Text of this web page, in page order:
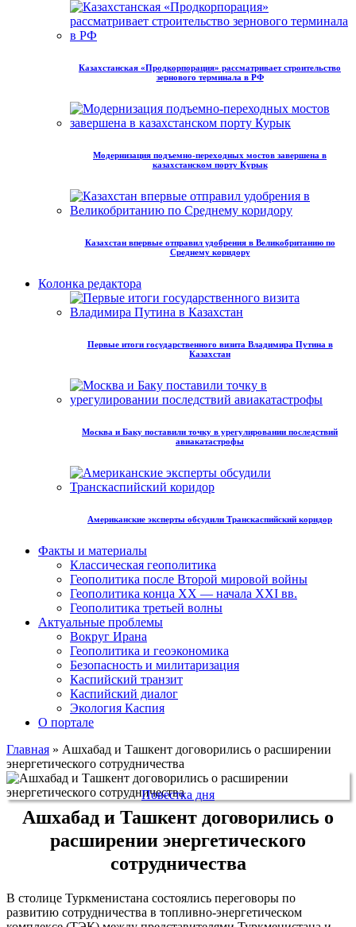
Казахстанская «Продкорпорация» рассматривает строительство
зернового терминала в РФ
Модернизация подъемно-переходных мостов завершена в
казахстанском порту Курык
Казахстан впервые отправил удобрения в Великобританию по
Среднему коридору
Колонка редактора
Первые итоги государственного визита Владимира Путина в
Казахстан
Москва и Баку поставили точку в урегулировании последствий
авиакатастрофы
Американские эксперты обсудили Транскаспийский коридор
Факты и материалы
Классическая геополитика
Геополитика после Второй мировой войны
Геополитика конца XX — начала XXI вв.
Геополитика третьей волны
Актуальные проблемы
Вокруг Ирана
Геополитика и геоэкономика
Безопасность и милитаризация
Каспийский транзит
Каспийский диалог
Экология Каспия
О портале
Главная » Ашхабад и Ташкент договорились о расширении
энергетического сотрудничества
Повестка дня
Ашхабад и Ташкент договорились о
расширении энергетического
сотрудничества
В столице Туркменистана состоялись переговоры по
развитию сотрудничества в топливно-энергетическом